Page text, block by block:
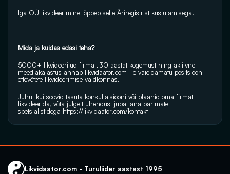
Iga OÜ likvideerimine lõppeb selle Äriregistrist kustutamisega.
Mida ja kuidas edasi teha?
5000+ likvideeritud firmat, 30 aastat kogemust ning aktiivne
meediakajastus annab likvidaator.com -le vaieldamatu positsiooni
ettevõtete likvideerimise valdkonnas.
Juhul kui soovid tasuta konsultatsiooni või plaanid oma firmat
likvideerida, võta julgelt ühendust juba täna parimate
spetsialistidega https://likvidaator.com/kontakt
Likvidaator.com - Turuliider aastast 1995